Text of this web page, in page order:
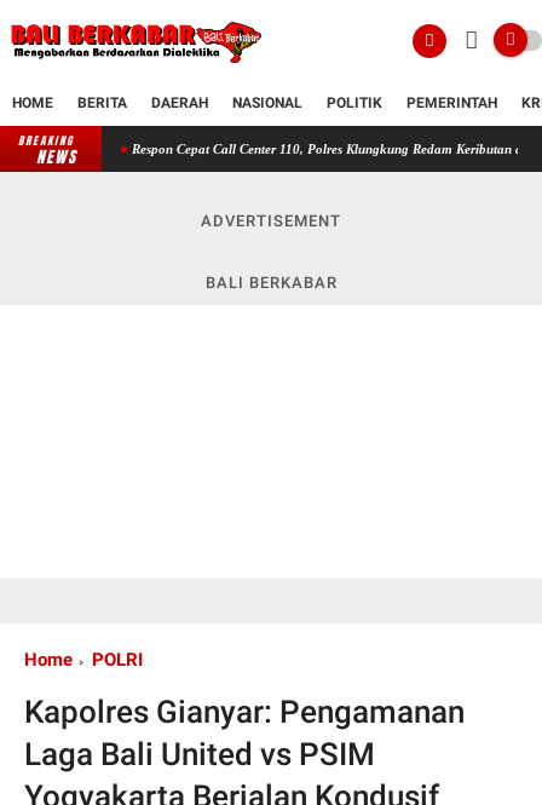
HOME BERITA DAERAH NASIONAL POLITIK PEMERINTAH
BREAKING
NEWS
Respon Cepat Call Center 110, Polres Klungkung Redam Keributan di Jalan Ratna III
ADVERTISEMENT
BALI BERKABAR
Home POLRI
Kapolres Gianyar: Pengamanan
Laga Bali United vs PSIM
Yogyakarta Berjalan Kondusif